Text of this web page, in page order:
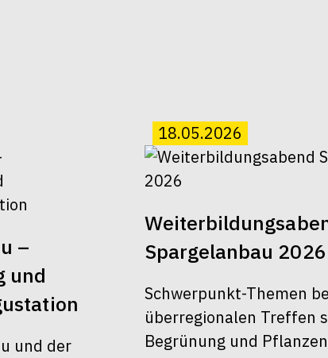
–
und
und der
18.05.2026
Spargelanbau 2026
Schwerpunkt-Themen
überregionalen Treffen
Begrünung und